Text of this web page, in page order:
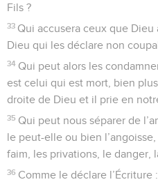
Fils ?
33 Qui accusera ceux que Dieu
Dieu qui les déclare non
34 Qui peut alors les
est celui qui est mort, bien
droite de Dieu et il prie en
35 Qui peut nous séparer de
le peut-elle ou bien
faim, les privations, le danger,
36 Comme le déclare l’Écriture